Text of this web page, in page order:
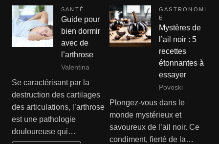
SANTÉ
Guide pour
bien dormir
avec de
l’arthrose
Valentina
Se caractérisant par la
destruction des cartilages
des articulations, l’arthrose
est une pathologie
douloureuse qui…
GASTRONOMI
E
Mystères de
l’ail noir : 5
recettes
étonnantes à
essayer
Povoski
Plongez-vous dans le
monde mystérieux et
savoureux de l’ail noir. Ce
condiment, fierté de la…